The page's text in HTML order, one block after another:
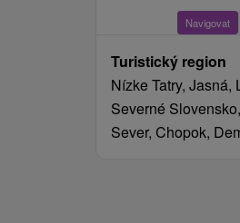
Navigovat
Turistický region
Nízke Tatry, Jasná,
Severné
Sever, Chopok,